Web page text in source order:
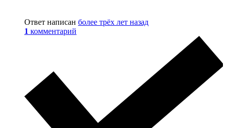
Ответ написан более трёх лет назад
1 комментарий